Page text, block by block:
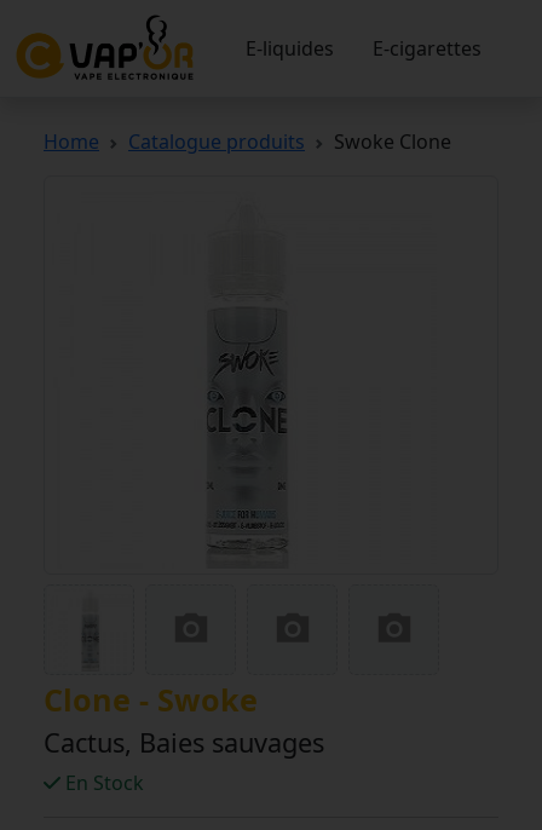
E-liquides E-cigarettes
Home Catalogue produits Swoke Clone
Clone - Swoke
Cactus, Baies sauvages
En Stock